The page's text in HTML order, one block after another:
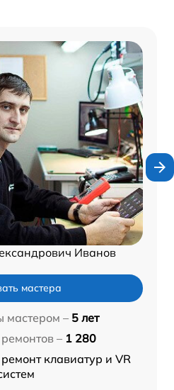
Иванов
мастера
мастером – 5 лет
– 1 280
ремонт клавиатур и VR